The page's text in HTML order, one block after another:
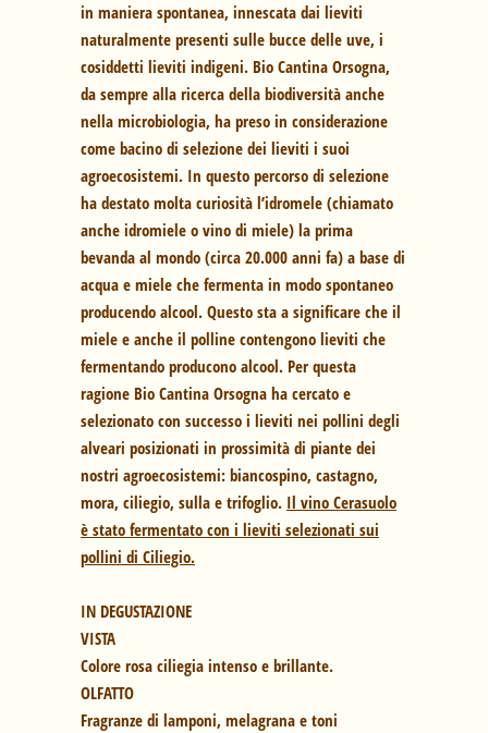
in maniera spontanea, innescata dai lieviti
naturalmente presenti sulle bucce delle uve, i
cosiddetti lieviti indigeni. Bio Cantina Orsogna,
da sempre alla ricerca della biodiversità anche
nella microbiologia, ha preso in considerazione
come bacino di selezione dei lieviti i suoi
agroecosistemi. In questo percorso di selezione
ha destato molta curiosità l’idromele (chiamato
anche idromiele o vino di miele) la prima
bevanda al mondo (circa 20.000 anni fa) a base di
acqua e miele che fermenta in modo spontaneo
producendo alcool. Questo sta a significare che il
miele e anche il polline contengono lieviti che
fermentando producono alcool. Per questa
ragione Bio Cantina Orsogna ha cercato e
selezionato con successo i lieviti nei pollini degli
alveari posizionati in prossimità di piante dei
nostri agroecosistemi: biancospino, castagno,
mora, ciliegio, sulla e trifoglio. Il vino Cerasuolo
è stato fermentato con i lieviti selezionati sui
pollini di Ciliegio.
IN DEGUSTAZIONE
VISTA
Colore rosa ciliegia intenso e brillante.
OLFATTO
Fragranze di lamponi, melagrana e toni